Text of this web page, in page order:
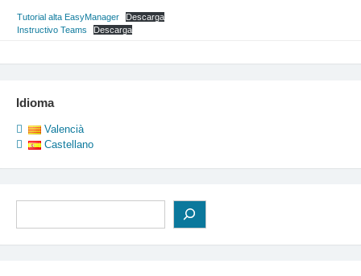
Tutorial alta EasyManager
Descarga
Instructivo Teams
Descarga
Idioma
Valencià
Castellano